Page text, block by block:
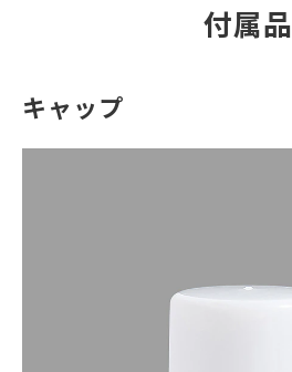
付属品
キャップ